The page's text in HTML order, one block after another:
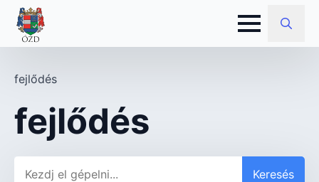
Search
fejlődés
fejlődés
Keresés